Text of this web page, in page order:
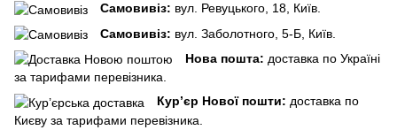
Самовивіз: вул. Ревуцького, 18, Київ.
Самовивіз: вул. Заболотного, 5-Б, Київ.
Нова пошта: доставка по Україні
за тарифами перевізника.
Кур’єр Нової пошти: доставка по
Києву за тарифами перевізника.